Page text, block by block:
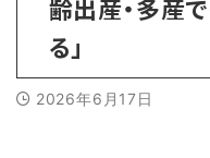
齢出産・多産
る」
2026年6月17日